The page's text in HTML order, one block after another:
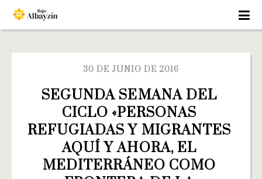
30 DE JUNIO DE 2016
SEGUNDA SEMANA DEL
CICLO «PERSONAS
REFUGIADAS Y MIGRANTES
AQUÍ Y AHORA, EL
MEDITERRÁNEO COMO